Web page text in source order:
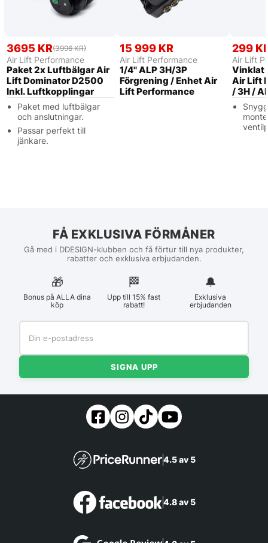
3695 KR(3996 KR)
Air Lift Performance
Paket 2x Luftbälgar Air
Lift Dominator D2500
Inkl. Luftkopplingar
Paket med luftbälgar
och anslutningar.
Passar perfekt till
jänkare.
15 999 KR
Air Lift Performance
1/4'' ALP 3H/3P
Förgrening / Enhet Air
Lift Performance
299
Air Lift
Vinklat
Air Lift
/ 3H /
FÅ EXKLUSIVA FÖRMÅNER
Gå med i DDESIGN-klubben och få förtur till nya produkter,
rabatter och exklusiva erbjudanden.
🎁
Bonus på ALLA dina
köp
🏁︎
Upp till 15% fast
rabatt!
🔔
Exklusiva
erbjudanden
SIGNA UPP
4.5 av 5
4.8 av 5